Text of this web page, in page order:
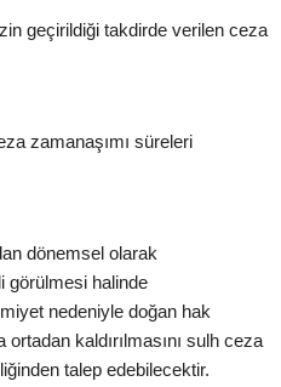
geçirildiği takdirde verilen ceza
zamanaşımı süreleri
dönemsel olarak
görülmesi halinde
nedeniyle doğan hak
kaldırılmasını sulh ceza
talep edebilecektir.